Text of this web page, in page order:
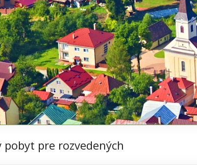
pre rozvedených